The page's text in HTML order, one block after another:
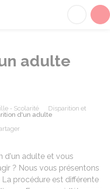
adulte
- Scolarité
Disparition et
d'un adulte
d'un adulte et vous
? Nous vous présentons
procédure est différente